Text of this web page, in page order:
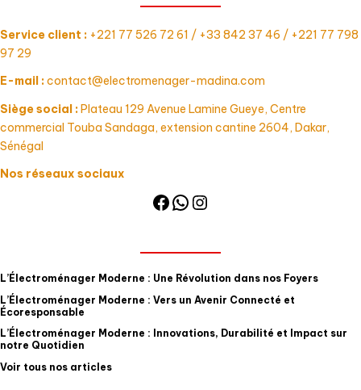
Service client : +221 77 526 72 61 / +33 842 37 46 / +221 77 798
97 29
E-mail :contact@electromenager-madina.com
Siège social :Plateau 129 Avenue Lamine Gueye, Centre
commercial Touba Sandaga, extension cantine 2604, Dakar,
Sénégal
Nos réseaux sociaux
Facebook
WhatsApp
Instagram
L’Électroménager Moderne : Une Révolution dans nos Foyers
L’Électroménager Moderne : Vers un Avenir Connecté et
Écoresponsable
L’Électroménager Moderne : Innovations, Durabilité et Impact sur
notre Quotidien
Voir tous nos articles